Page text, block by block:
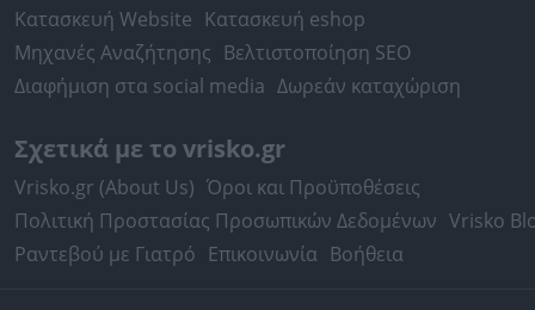
Κατασκευή Website Κατασκευή eshop
Μηχανές Αναζήτησης Βελτιστοποίηση SEO
Διαφήμιση στα social media Δωρεάν καταχώριση
Σχετικά με το vrisko.gr
Vrisko.gr (About Us) Όροι και Προϋποθέσεις
Πολιτική Προστασίας Προσωπικών Δεδομένων Vrisko
Ραντεβού με Γιατρό Επικοινωνία Βοήθεια